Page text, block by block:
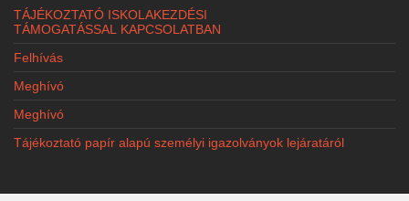
TÁJÉKOZTATÓ ISKOLAKEZDÉSI
TÁMOGATÁSSAL KAPCSOLATBAN
Felhívás
Meghívó
Meghívó
Tájékoztató papír alapú személyi igazolványok lejáratáról